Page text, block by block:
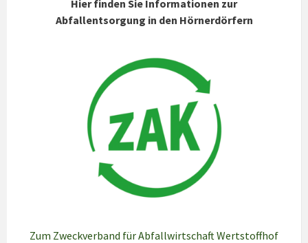
Hier finden Sie Informationen zur
Abfallentsorgung in den Hörnerdörfern
Zum Zweckverband für Abfallwirtschaft Wertstoffhof